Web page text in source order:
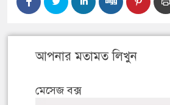
আপনার মতামত লিখুন
মেসেজ বক্স